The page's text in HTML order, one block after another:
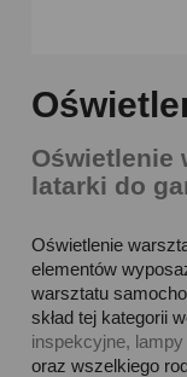
Oświetlenie
latarki do
Oświetlenie
elementów
warsztatu
skład tej kategorii
inspekcyjne, lampy
oraz wszelkiego